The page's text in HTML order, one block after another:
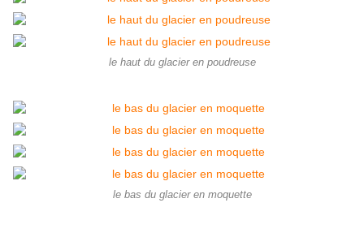
le haut du glacier en poudreuse
le bas du glacier en moquette